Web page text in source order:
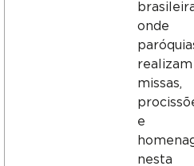
onde
realizam
missas,
e
nesta